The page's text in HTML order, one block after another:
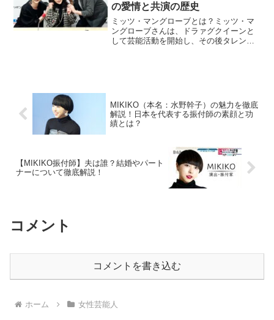
の愛情と共演の歴史
ミッツ・マングローブとは？ミッツ・マ
ングローブさんは、ドラァグクイーンと
して芸能活動を開始し、その後タレント
MIKIKO（本名：水野幹子）の魅力を徹底
解説！日本を代表する振付師の素顔と功
績とは？
【MIKIKO振付師】夫は誰？結婚やパート
ナーについて徹底解説！
コメント
コメントを書き込む
ホーム 女性芸能人